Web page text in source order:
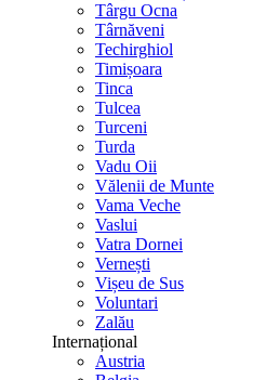
Târgu Ocna
Târnăveni
Techirghiol
Timișoara
Tinca
Tulcea
Turceni
Turda
Vadu Oii
Vălenii de Munte
Vama Veche
Vaslui
Vatra Dornei
Vernești
Vișeu de Sus
Voluntari
Zalău
Internațional
Austria